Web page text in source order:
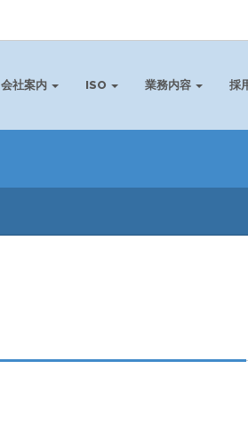
会社案内 ISO 業務内容 採